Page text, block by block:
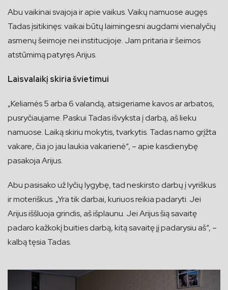
Abu vaikinai svajoja ir apie vaikus. Vaikų namuose augęs
Tadas įsitikinęs: vaikai būtų laimingesni augdami vienalyčių
asmenų šeimoje nei institucijoje. Jam pritaria ir šeimos
atstūmimą patyręs Arijus.
Laisvalaikį skiria švietimui
„Keliamės 5 arba 6 valandą, atsigeriame kavos ar arbatos,
pusryčiaujame. Paskui Tadas išvyksta į darbą, aš lieku
namuose. Laiką skiriu mokytis, tvarkytis. Tadas namo grįžta
vakare, čia jo jau laukia vakarienė“, – apie kasdienybę
pasakoja Arijus.
Abu pasisako už lyčių lygybę, tad neskirsto darbų į vyriškus
ir moteriškus. „Yra tik darbai, kuriuos reikia padaryti. Jei
Arijus iššluoja grindis, aš išplaunu. Jei Arijus šią savaitę
padaro kažkokį buities darbą, kitą savaitę jį padarysiu aš“, –
kalbą tęsia Tadas.